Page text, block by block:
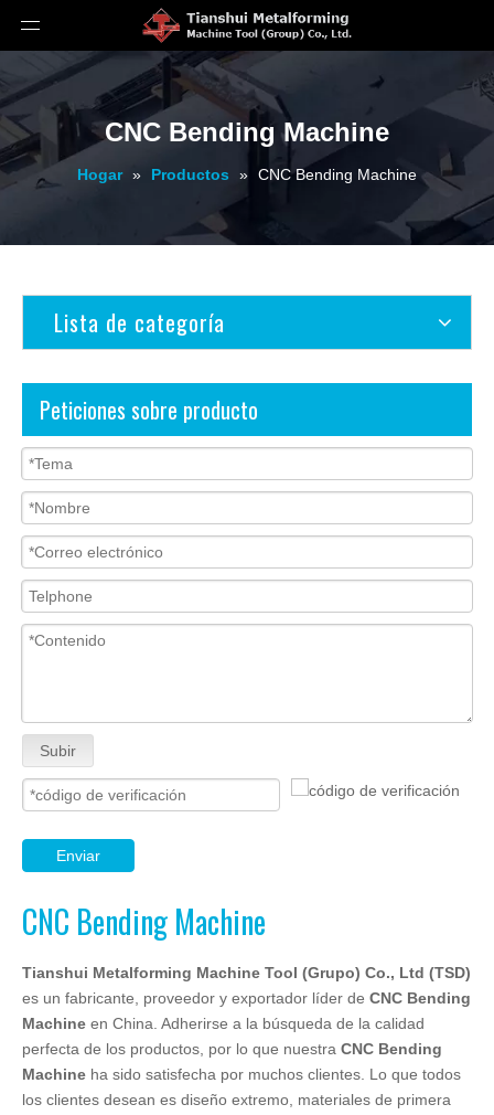
CNC Bending Machine
Hogar » Productos » CNC Bending Machine
Lista de categoría
Peticiones sobre producto
Subir
Enviar
CNC Bending Machine
Tianshui Metalforming Machine Tool (Grupo) Co., Ltd (TSD)
es un fabricante, proveedor y exportador líder de CNC Bending
Machine en China. Adherirse a la búsqueda de la calidad
perfecta de los productos, por lo que nuestra CNC Bending
Machine ha sido satisfecha por muchos clientes. Lo que todos
los clientes desean es diseño extremo, materiales de primera